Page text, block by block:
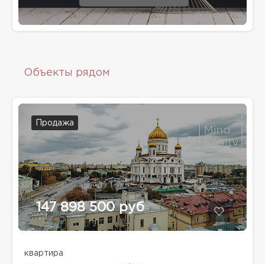
Объекты рядом
Продажа
147 898 500 руб
квартира